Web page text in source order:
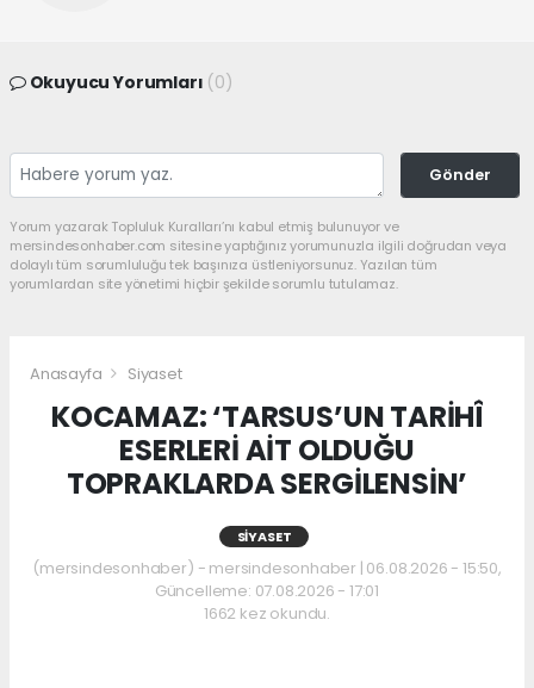
Okuyucu Yorumları (0)
Gönder
Yorum yazarak Topluluk Kuralları’nı kabul etmiş bulunuyor ve
mersindesonhaber.com sitesine yaptığınız yorumunuzla ilgili doğrudan veya
dolaylı tüm sorumluluğu tek başınıza üstleniyorsunuz. Yazılan tüm
yorumlardan site yönetimi hiçbir şekilde sorumlu tutulamaz.
Anasayfa Siyaset
KOCAMAZ: ‘TARSUS’UN TARİHÎ
ESERLERİ AİT OLDUĞU
TOPRAKLARDA SERGİLENSİN’
SIYASET
(mersindesonhaber) - mersindesonhaber | 06.08.2026 - 15:50,
Güncelleme: 07.08.2026 - 17:01
1662 kez okundu.